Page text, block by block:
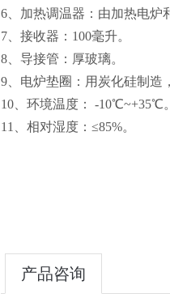
6、加热调温器：由加热电炉
7、接收器：100毫升。
8、导接管：厚玻璃。
9、电炉垫圈：用炭化硅制造
10、环境温度： -10℃~+35℃。
11、相对湿度：≤85%。
产品咨询